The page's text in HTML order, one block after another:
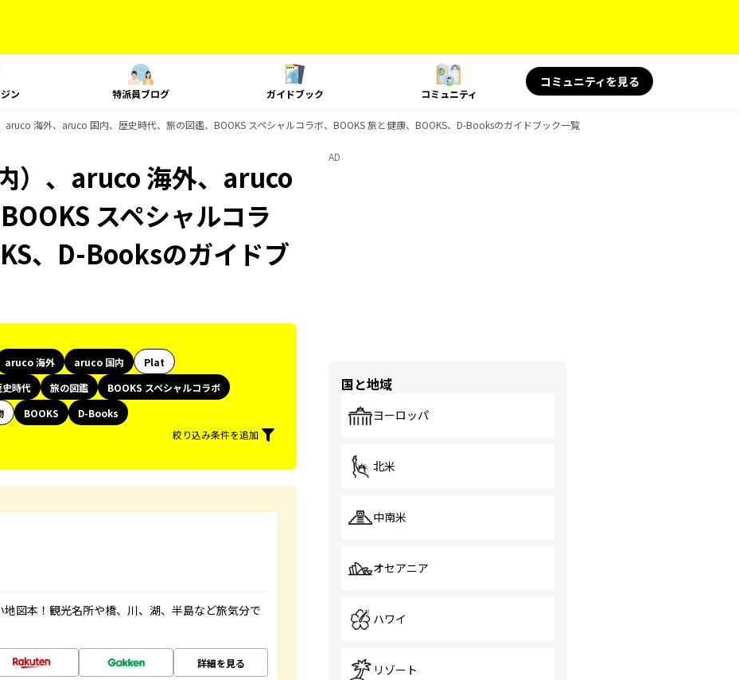
ン 特派員ブログ ガイドブック コミュニティ
コミュニティを見る
海外、aruco 国内、歴史時代、旅の図鑑、BOOKS スペシャルコラボ、BOOKS 旅と健康、BOOKS、D-Booksのガイドブック一覧
）、aruco 海外、aruco
スペシャルコラ
、D-Booksのガイドブ
aruco 海外 aruco 国内
Plat
史時代 旅の図鑑
BOOKS スペシャルコラボ
BOOKS
D-Books
絞り込み条件を追加
図本！観光名所や橋、川、湖、半島など旅気分で
詳細を見る
AD
国と地域
ヨーロッパ
北米
中南米
オセアニア
ハワイ
リゾート